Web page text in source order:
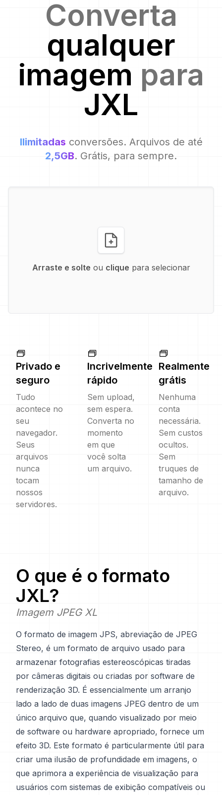
Converta
qualquer
imagem para
JXL
Ilimitadas conversões. Arquivos de até
2,5GB. Grátis, para sempre.
Arraste e solte ou clique para selecionar
Privado e
seguro
Tudo
acontece no
seu
navegador.
Seus
arquivos
nunca
tocam
nossos
servidores.
Incrivelmente
rápido
Sem upload,
sem espera.
Converta no
momento
em que
você solta
um arquivo.
Realmente
grátis
Nenhuma
conta
necessária.
Sem custos
ocultos.
Sem
truques de
tamanho de
arquivo.
O que é o formato
JXL?
Imagem JPEG XL
O formato de imagem JPS, abreviação de JPEG
Stereo, é um formato de arquivo usado para
armazenar fotografias estereoscópicas tiradas
por câmeras digitais ou criadas por software de
renderização 3D. É essencialmente um arranjo
lado a lado de duas imagens JPEG dentro de um
único arquivo que, quando visualizado por meio
de software ou hardware apropriado, fornece um
efeito 3D. Este formato é particularmente útil para
criar uma ilusão de profundidade em imagens, o
que aprimora a experiência de visualização para
usuários com sistemas de exibição compatíveis ou